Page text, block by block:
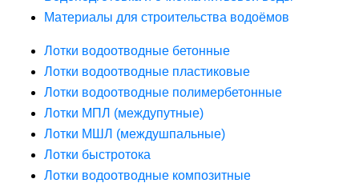
Материалы для строительства водоёмов
Лотки водоотводные бетонные
Лотки водоотводные пластиковые
Лотки водоотводные полимербетонные
Лотки МПЛ (междупутные)
Лотки МШЛ (междушпальные)
Лотки быстротока
Лотки водоотводные композитные